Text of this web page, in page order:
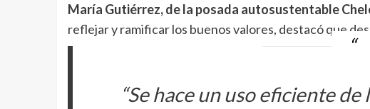
María Gutiérrez, de la posada autosustentable
reflejar y ramificar los buenos valores, destacó que
“Se hace un uso eficiente